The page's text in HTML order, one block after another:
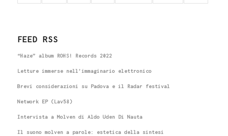
FEED RSS
“Haze” album ROHS! Records 2022
Letture immerse nell’immaginario elettronico
Brevi considerazioni su Padova e il Radar festival
Network EP (Lav58)
Intervista a Molven di Aldo Uden Di Nauta
Il suono molven a parole: estetica della sintesi